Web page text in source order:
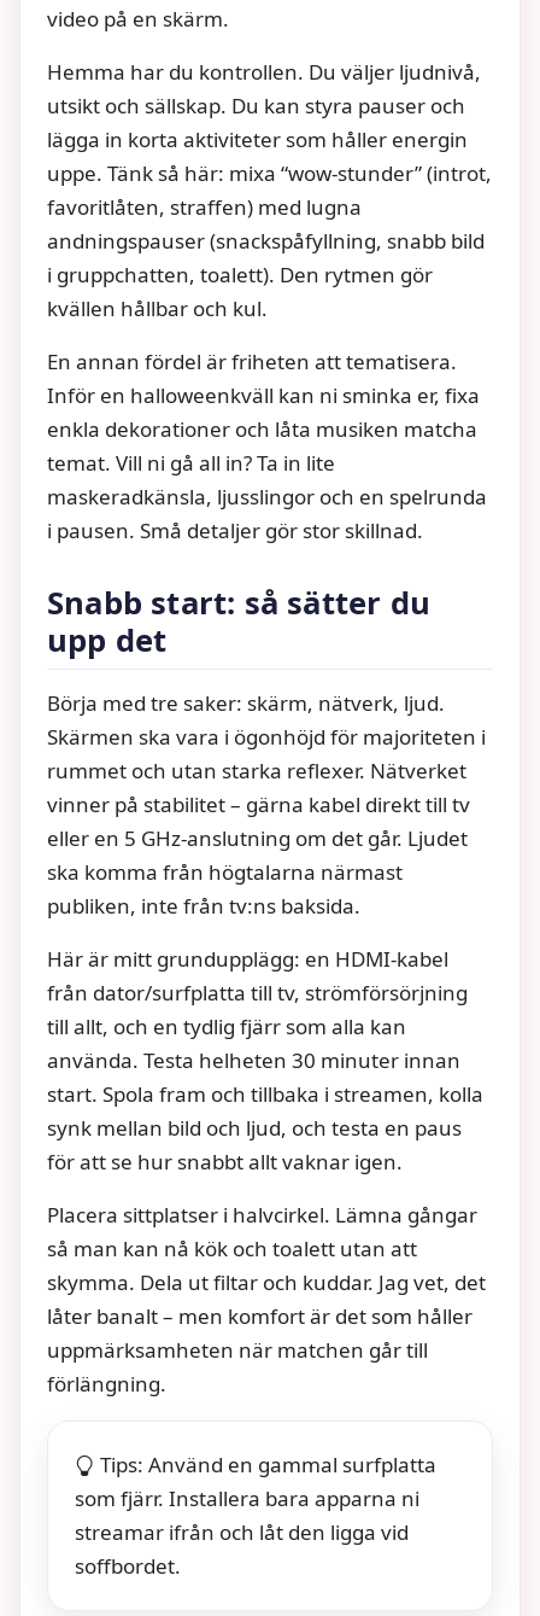
video på en skärm.
Hemma har du kontrollen. Du väljer ljudnivå,
utsikt och sällskap. Du kan styra pauser och
lägga in korta aktiviteter som håller energin
uppe. Tänk så här: mixa “wow-stunder” (introt,
favoritlåten, straffen) med lugna
andningspauser (snackspåfyllning, snabb bild
i gruppchatten, toalett). Den rytmen gör
kvällen hållbar och kul.
En annan fördel är friheten att tematisera.
Inför en halloweenkväll kan ni sminka er, fixa
enkla dekorationer och låta musiken matcha
temat. Vill ni gå all in? Ta in lite
maskeradkänsla, ljusslingor och en spelrunda
i pausen. Små detaljer gör stor skillnad.
Snabb start: så sätter du
upp det
Börja med tre saker: skärm, nätverk, ljud.
Skärmen ska vara i ögonhöjd för majoriteten i
rummet och utan starka reflexer. Nätverket
vinner på stabilitet – gärna kabel direkt till tv
eller en 5 GHz‑anslutning om det går. Ljudet
ska komma från högtalarna närmast
publiken, inte från tv:ns baksida.
Här är mitt grundupplägg: en HDMI‑kabel
från dator/surfplatta till tv, strömförsörjning
till allt, och en tydlig fjärr som alla kan
använda. Testa helheten 30 minuter innan
start. Spola fram och tillbaka i streamen, kolla
synk mellan bild och ljud, och testa en paus
för att se hur snabbt allt vaknar igen.
Placera sittplatser i halvcirkel. Lämna gångar
så man kan nå kök och toalett utan att
skymma. Dela ut filtar och kuddar. Jag vet, det
låter banalt – men komfort är det som håller
uppmärksamheten när matchen går till
förlängning.
Tips: Använd en gammal surfplatta
som fjärr. Installera bara apparna ni
streamar ifrån och låt den ligga vid
soffbordet.